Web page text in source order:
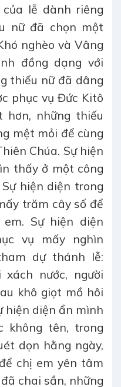
lễ dành riêng
nữ đã chọn một
nghèo và Vâng
đồng dạng với
thiếu nữ đã dâng
phục vụ Đức Kitô
những thiếu
mệt mỏi để cùng
Chúa. Sự hiện
thấy ở một công
hiện diện trong
trăm cây số để
Sự hiện diện
vụ mấy nghìn
dự thánh lễ:
xách nước, người
khô giọt mồ hôi
hiện diện ẩn mình
không tên, trong
dọn hằng ngày,
chị em yên tâm
chai sần, những